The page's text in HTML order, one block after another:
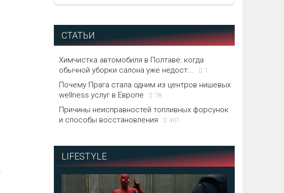
СТАТЬИ
Химчистка автомобиля в Полтаве: когда
обычной уборки салона уже недост...
1
Почему Прага стала одним из центров нишевых
wellness услуг в Европе
78
Причины неисправностей топливных форсунок
и способы восстановления
461
LIFESTYLE